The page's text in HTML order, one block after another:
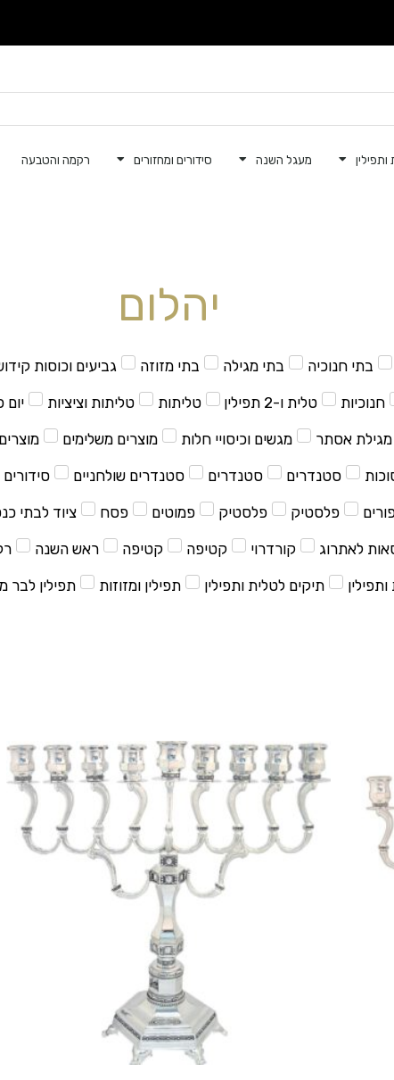
ותפילין מעגל השנה סידורים ומחזורים רקמה והטבעה
יהלום
בתי חנוכיה בתי מגילה בתי מזוזה גביעים וכוסות
חנוכיות טלית ו-2 תפילין טליתות טליתות וציציות יום
מגילת אסתר מגשים וכיסויי חלות מוצרים משלימים
סטנדרים סטנדרים סטנדרים שולחניים סידורים
פלסטיק פלסטיק פמוטים פסח ציוד לבתי
לאתרוג קורדרוי קטיפה קטיפה ראש השנה
תיקים לטלית ותפילין תפילין ומזוזות תפילין לבר